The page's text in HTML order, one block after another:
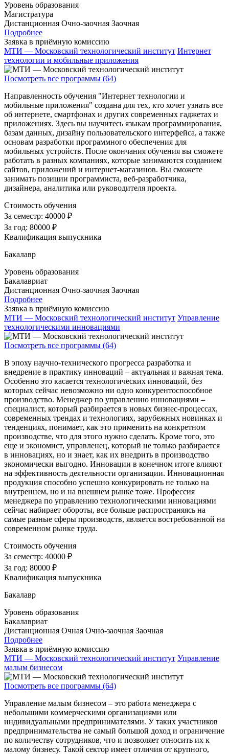
Уровень образования
Магистратура
Дистанционная Очно-заочная Заочная
Подробнее
Заявка в приёмную комиссию
МТИ — Московский технологический институт Интернет
технологии и мобильные приложения
Посмотреть все программы (64)
Направленность обучения "Интернет технологии и
мобильные приложения" создана для тех, кто хочет узнать все
об интернете, смартфонах и других современных гаджетах и
приложениях. Здесь вы научитесь языкам программирования,
базам данных, дизайну пользовательского интерфейса, а также
основам разработки программного обеспечения для
мобильных устройств. После окончания обучения вы сможете
работать в разных компаниях, которые занимаются созданием
сайтов, приложений и интернет-магазинов. Вы сможете
занимать позиции программиста, веб-разработчика,
дизайнера, аналитика или руководителя проекта.
Стоимость обучения
За семестр: 40000 ₽
За год: 80000 ₽
Квалификация выпускника
Бакалавр
Уровень образования
Бакалавриат
Дистанционная Очно-заочная Заочная
Подробнее
Заявка в приёмную комиссию
МТИ — Московский технологический институт Управление
технологическими инновациями
Посмотреть все программы (64)
В эпоху научно-технического прогресса разработка и
внедрение в практику инноваций – актуальная и важная тема.
Особенно это касается технологических инноваций, без
которых сейчас невозможно ни одно конкурентоспособное
производство. Менеджер по управлению инновациями –
специалист, который разбирается в новых бизнес-процессах,
современных трендах и технологиях, зарубежных новинках и
тенденциях, понимает, как это применить на конкретном
производстве, что для этого нужно сделать. Кроме того, это
еще и экономист, управленец, который не только разбирается
в инновациях, но и знает, как их внедрить в производство
экономически выгодно. Инновации в конечном итоге влияют
на эффективность деятельности организации. Инновационная
продукция способно успешно конкурировать не только на
внутреннем, но и на внешнем рынке тоже. Профессия
менеджера по управлению технологическими инновациями
сейчас набирает обороты, все больше распространяясь на
самые разные сферы производств, является востребованной на
современном рынке труда.
Стоимость обучения
За семестр: 40000 ₽
За год: 80000 ₽
Квалификация выпускника
Бакалавр
Уровень образования
Бакалавриат
Дистанционная Очная Очно-заочная Заочная
Подробнее
Заявка в приёмную комиссию
МТИ — Московский технологический институт Управление
малым бизнесом
Посмотреть все программы (64)
Управление малым бизнесом – это работа менеджера с
небольшими коммерческими организациями или
индивидуальными предпринимателями. У таких участников
предпринимательства не самый большой доход и ограничение
по количеству сотрудников, что и позволяет относить их к
малому бизнесу. Такой сектор имеет отличия от крупного,